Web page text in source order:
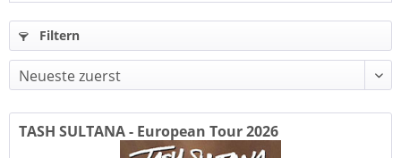
Filtern
TASH SULTANA - European Tour 2026